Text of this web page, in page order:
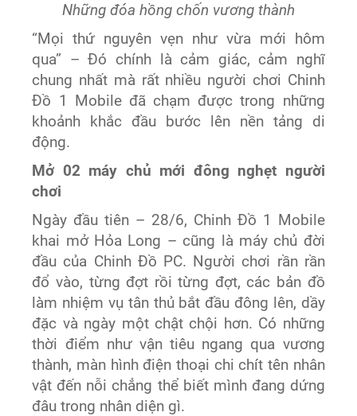
Những đóa hồng chốn vương thành
“Mọi thứ nguyên vẹn như vừa mới hôm
qua” – Đó chính là cảm giác, cảm nghĩ
chung nhất mà rất nhiều người chơi Chinh
Đồ 1 Mobile đã chạm được trong những
khoảnh khắc đầu bước lên nền tảng di
động.
Mở 02 máy chủ mới đông nghẹt người
chơi
Ngày đầu tiên – 28/6, Chinh Đồ 1 Mobile
khai mở Hỏa Long – cũng là máy chủ đời
đầu của Chinh Đồ PC. Người chơi rần rần
đổ vào, từng đợt rồi từng đợt, các bản đồ
làm nhiệm vụ tân thủ bắt đầu đông lên, dầy
đặc và ngày một chật chội hơn. Có những
thời điểm như vận tiêu ngang qua vương
thành, màn hình điện thoại chi chít tên nhân
vật đến nỗi chẳng thể biết mình đang dứng
đâu trong nhân diện gì.